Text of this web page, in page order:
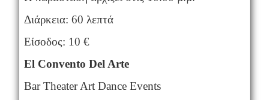
Διάρκεια: 60 λεπτά
Είσοδος: 10 €
El Convento Del Arte
Bar Theater Art Dance Events